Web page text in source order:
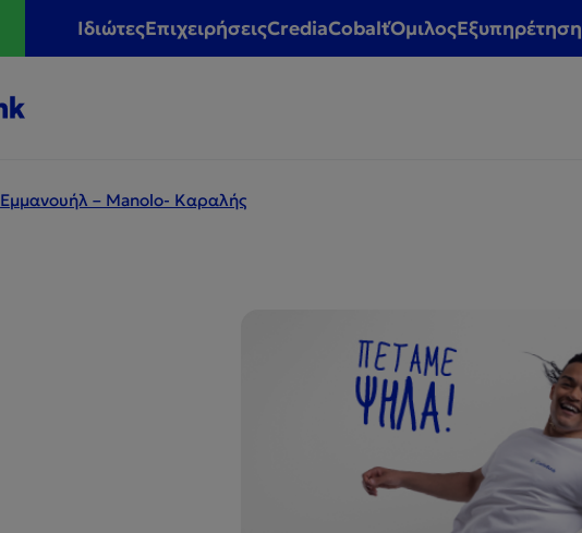
ΙδιώτεςΕπιχειρήσειςCrediaCobaltΌμιλοςΕξυπηρέτηση
Εμμανουήλ – Manolo- Καραλής